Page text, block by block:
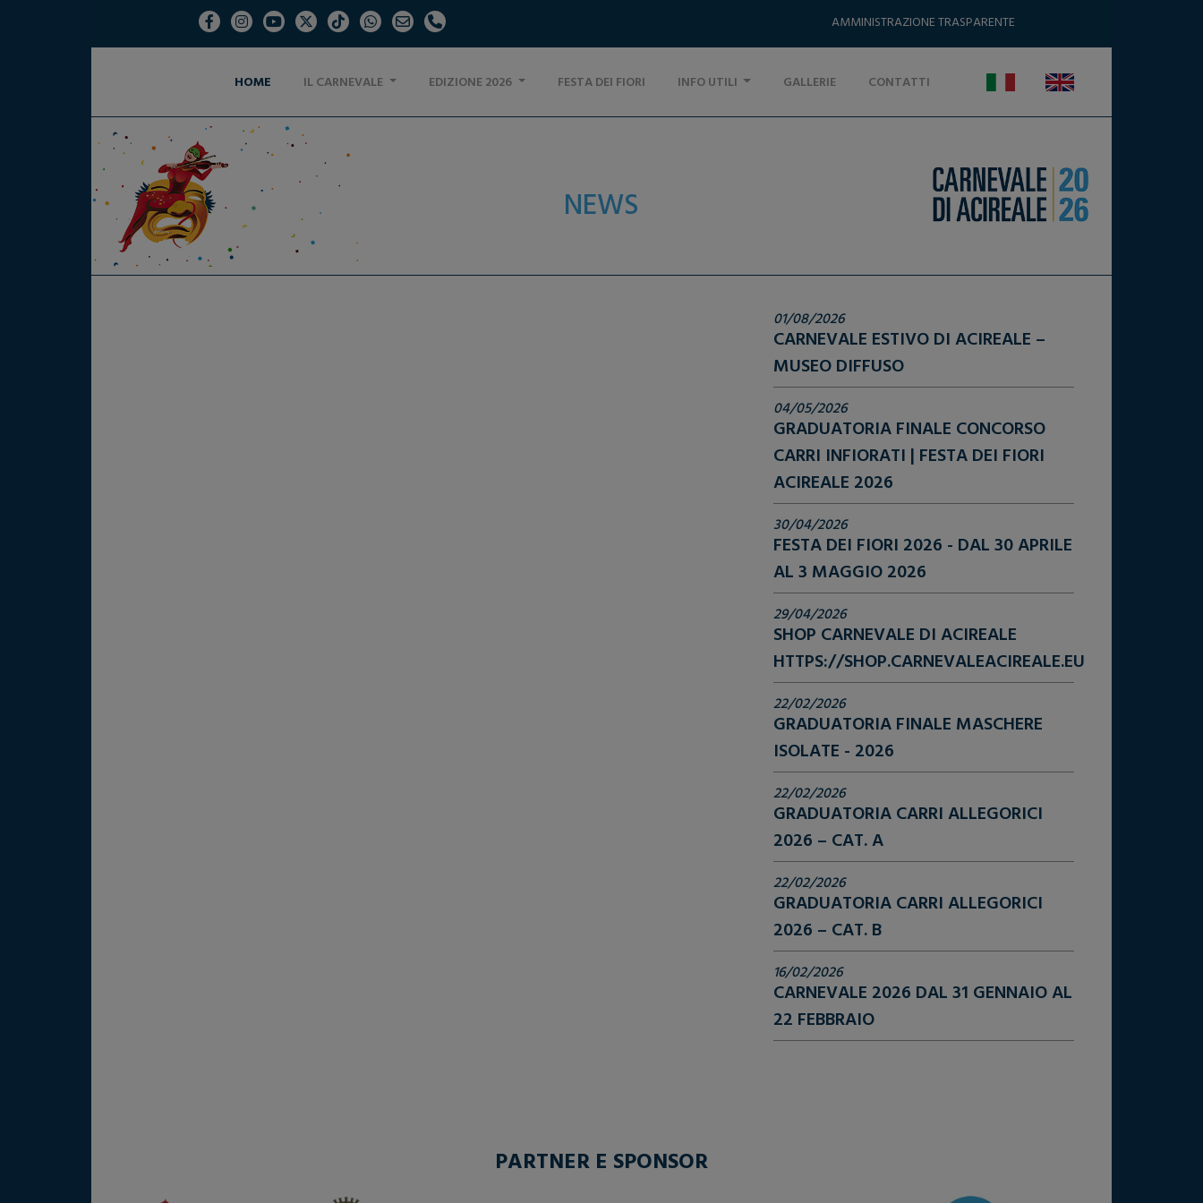
AMMINISTRAZIONE TRASPARENTE
HOME IL CARNEVALE EDIZIONE 2026 FESTA DEI FIORI INFO UTILI GALLERIE CONTATTI
NEWS
01/08/2026
CARNEVALE ESTIVO DI ACIREALE –
MUSEO DIFFUSO
04/05/2026
GRADUATORIA FINALE CONCORSO
CARRI INFIORATI | FESTA DEI FIORI
ACIREALE 2026
30/04/2026
FESTA DEI FIORI 2026 - DAL 30 APRILE
AL 3 MAGGIO 2026
29/04/2026
SHOP CARNEVALE DI ACIREALE
HTTPS://SHOP.CARNEVALEACIREALE.EU
22/02/2026
GRADUATORIA FINALE MASCHERE
ISOLATE - 2026
22/02/2026
GRADUATORIA CARRI ALLEGORICI
2026 – CAT. A
22/02/2026
GRADUATORIA CARRI ALLEGORICI
2026 – CAT. B
16/02/2026
CARNEVALE 2026 DAL 31 GENNAIO AL
22 FEBBRAIO
PARTNER E SPONSOR